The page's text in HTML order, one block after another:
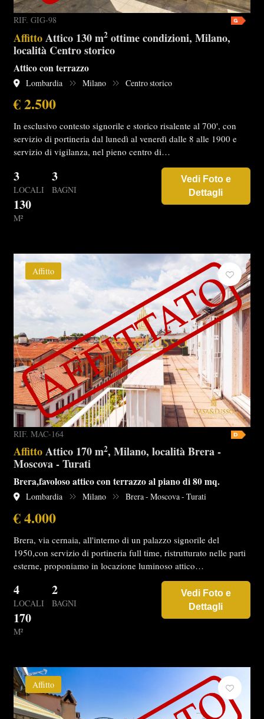
RIF. GIG-98
AffittoAttico 130 m2 ottime condizioni, Milano,
località Centro storico
Attico con terrazzo
Lombardia Milano Centro storico
€ 2.500
In esclusivo contesto signorile e storico risalente al 700', con
servizio di portineria dal lunedì al venerdì dalle 8 alle 1900 e
servizio di vigilanza, nel pieno centro di…
3
LOCALI
3
BAGNI
130
M²
Vedi Foto e
Dettagli
Affitto
RIF. MAC-164
AffittoAttico 170 m2, Milano, località Brera -
Moscova - Turati
Brera,favoloso attico con terrazzo al piano di 80 mq.
Lombardia Milano Brera - Moscova - Turati
€ 4.000
Brera, via cernaia, all'interno di un palazzo signorile del
1950,con servizio di portineria full time, ristrutturato nelle parti
esterne, proponiamo in locazione luminoso attico…
4
LOCALI
2
BAGNI
170
M²
Vedi Foto e
Dettagli
Affitto